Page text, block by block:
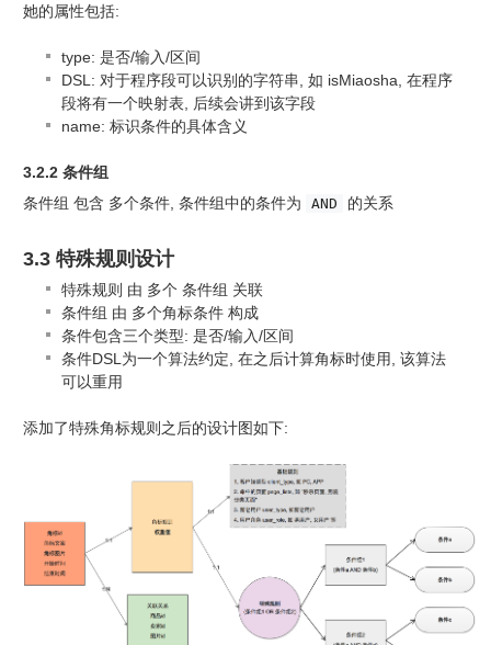
她的属性包括:
type: 是否/输入/区间
DSL: 对于程序段可以识别的字符串, 如 isMiaosha, 在程序
段将有一个映射表, 后续会讲到该字段
name: 标识条件的具体含义
3.2.2 条件组
条件组 包含 多个条件, 条件组中的条件为
AND 的关系
3.3 特殊规则设计
特殊规则 由 多个 条件组 关联
条件组 由 多个角标条件 构成
条件包含三个类型: 是否/输入/区间
条件DSL为一个算法约定, 在之后计算角标时使用, 该算法
可以重用
添加了特殊角标规则之后的设计图如下: